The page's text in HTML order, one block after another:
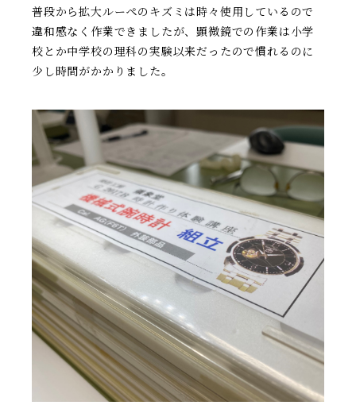
普段から拡大ルーペのキズミは時々使用しているので
違和感なく作業できましたが、顕微鏡での作業は小学
校とか中学校の理科の実験以来だったので慣れるのに
少し時間がかかりました。